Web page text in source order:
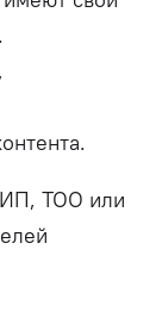
ИП, ТОО или